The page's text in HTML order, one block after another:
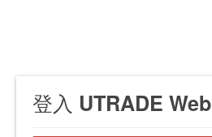
登入 UTRADE Web